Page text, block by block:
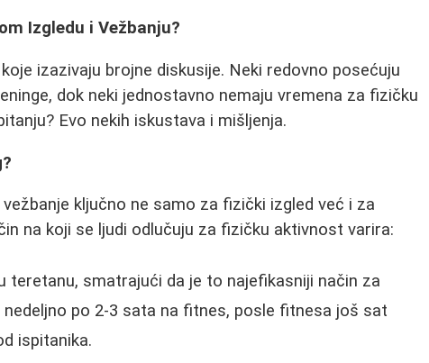
Izgledu i Vežbanju?
izazivaju brojne diskusije. Neki redovno posećuju
dok neki jednostavno nemaju vremena za fizičku
Evo nekih iskustava i mišljenja.
ključno ne samo za fizički izgled već i za
na koji se ljudi odlučuju za fizičku aktivnost varira:
teretanu, smatrajući da je to najefikasniji način za
po 2-3 sata na fitnes, posle fitnesa još sat
ispitanika.